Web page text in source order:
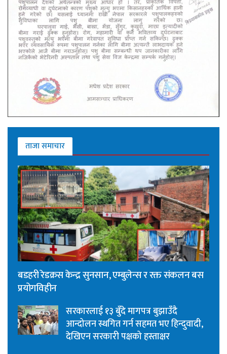
ताजा समाचार
बडहरी रेडक्रस केन्द्र सुनसान, एम्बुलेन्स र रक्त संकलन बस
प्रयोगविहीन
सरकारलाई १३ बुँदे मागपत्र बुझाउँदै
आन्दोलन स्थगित गर्न सहमत भए हिन्दुवादी,
देखिएन सरकारी पक्षको हस्ताक्षर